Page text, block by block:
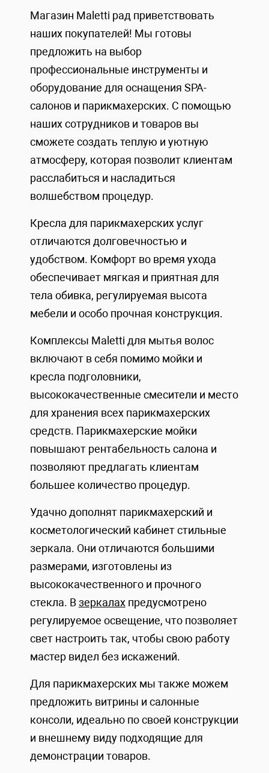
Магазин Maletti рад приветствовать
наших покупателей! Мы готовы
предложить на выбор
профессиональные инструменты и
оборудование для оснащения SPA-
салонов и парикмахерских. С помощью
наших сотрудников и товаров вы
сможете создать теплую и уютную
атмосферу, которая позволит клиентам
расслабиться и насладиться
волшебством процедур.
Кресла для парикмахерских услуг
отличаются долговечностью и
удобством. Комфорт во время ухода
обеспечивает мягкая и приятная для
тела обивка, регулируемая высота
мебели и особо прочная конструкция.
Комплексы Maletti для мытья волос
включают в себя помимо мойки и
кресла подголовники,
высококачественные смесители и место
для хранения всех парикмахерских
средств. Парикмахерские мойки
повышают рентабельность салона и
позволяют предлагать клиентам
большее количество процедур.
Удачно дополнят парикмахерский и
косметологический кабинет стильные
зеркала. Они отличаются большими
размерами, изготовлены из
высококачественного и прочного
стекла. Взеркалахпредусмотрено
регулируемое освещение, что позволяет
свет настроить так, чтобы свою работу
мастер видел без искажений.
Для парикмахерских мы также можем
предложить витрины и салонные
консоли, идеально по своей конструкции
и внешнему виду подходящие для
демонстрации товаров.